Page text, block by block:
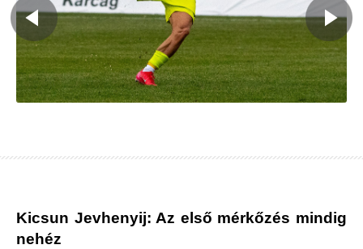
Kicsun Jevhenyij: Az első mérkőzés mindig
nehéz